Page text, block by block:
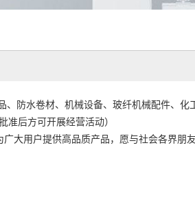
防水卷材、机械设备、玻纤机械配件、化
后方可开展经营活动）
大用户提供高品质产品，愿与社会各界朋